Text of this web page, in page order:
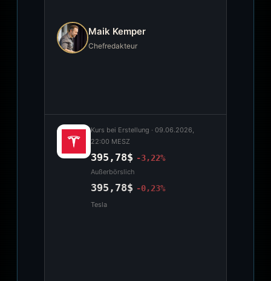
Maik Kemper
Chefredakteur
Kurs bei Erstellung · 09.06.2026,
22:00 MESZ
395,78$ -3,22%
Außerbörslich
395,78$ -0,23%
Tesla